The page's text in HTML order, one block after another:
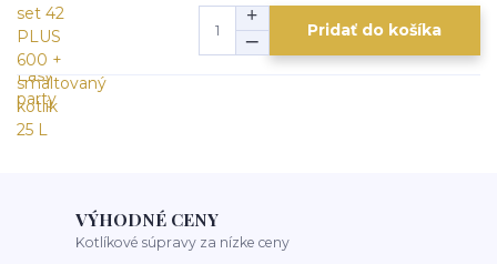
Pridať do košíka
VÝHODNÉ CENY
Kotlíkové súpravy za nízke ceny